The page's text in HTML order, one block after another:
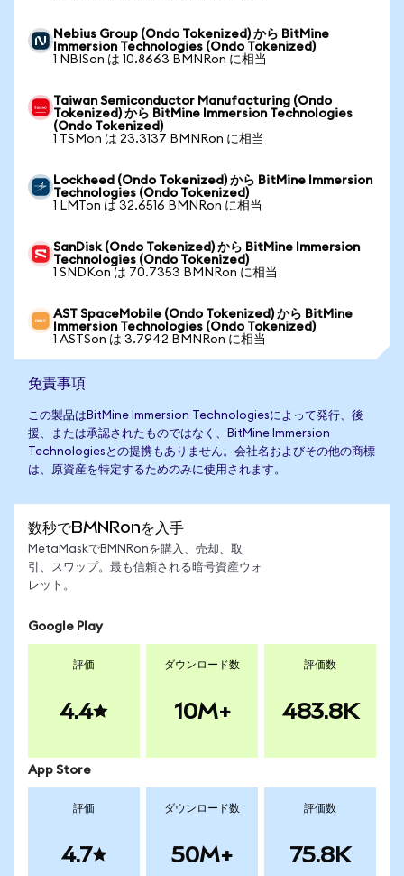
Nebius Group (Ondo Tokenized) から BitMine
Immersion Technologies (Ondo Tokenized)
1 NBISon は 10.8663 BMNRon に相当
Taiwan Semiconductor Manufacturing (Ondo
Tokenized) から BitMine Immersion Technologies
(Ondo Tokenized)
1 TSMon は 23.3137 BMNRon に相当
Lockheed (Ondo Tokenized) から BitMine Immersion
Technologies (Ondo Tokenized)
1 LMTon は 32.6516 BMNRon に相当
SanDisk (Ondo Tokenized) から BitMine Immersion
Technologies (Ondo Tokenized)
1 SNDKon は 70.7353 BMNRon に相当
AST SpaceMobile (Ondo Tokenized) から BitMine
Immersion Technologies (Ondo Tokenized)
1 ASTSon は 3.7942 BMNRon に相当
免責事項
この製品はBitMine Immersion Technologiesによって発行、後
援、または承認されたものではなく、BitMine Immersion
Technologiesとの提携もありません。会社名およびその他の商標
は、原資産を特定するためのみに使用されます。
数秒でBMNRonを入手
MetaMaskでBMNRonを購入、売却、取
引、スワップ。最も信頼される暗号資産ウォ
レット。
Google Play
評価
4.4
ダウンロード数
10M+
評価数
483.8K
App Store
評価
4.7
ダウンロード数
50M+
評価数
75.8K